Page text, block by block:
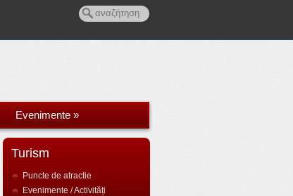
Evenimente »
Turism
Puncte de atractie
Evenimente / Activități